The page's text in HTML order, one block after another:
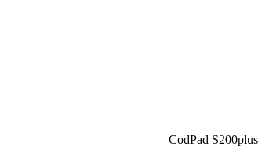
CodPad S200plus